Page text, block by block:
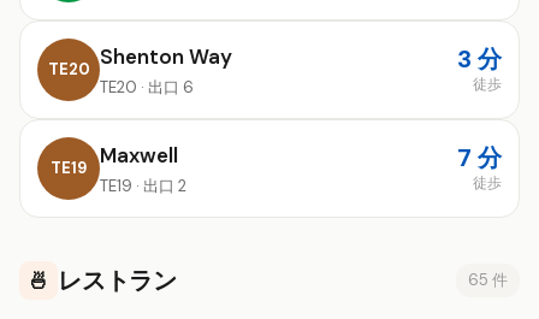
TE20 Shenton Way
TE20 · 出口 6
3 分
徒歩
TE19 Maxwell
TE19 · 出口 2
7 分
徒歩
🍜 レストラン 65 件